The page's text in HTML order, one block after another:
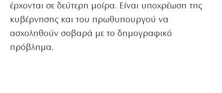
έρχονται σε δεύτερη μοίρα. Είναι υποχρέωση της
κυβέρνησης και του πρωθυπουργού να
ασχοληθούν σοβαρά με το δημογραφικό
πρόβλημα.